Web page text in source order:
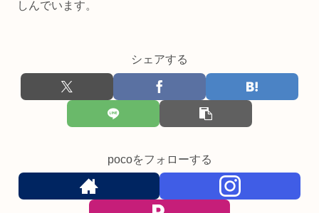
しんでいます。
シェアする
pocoをフォローする